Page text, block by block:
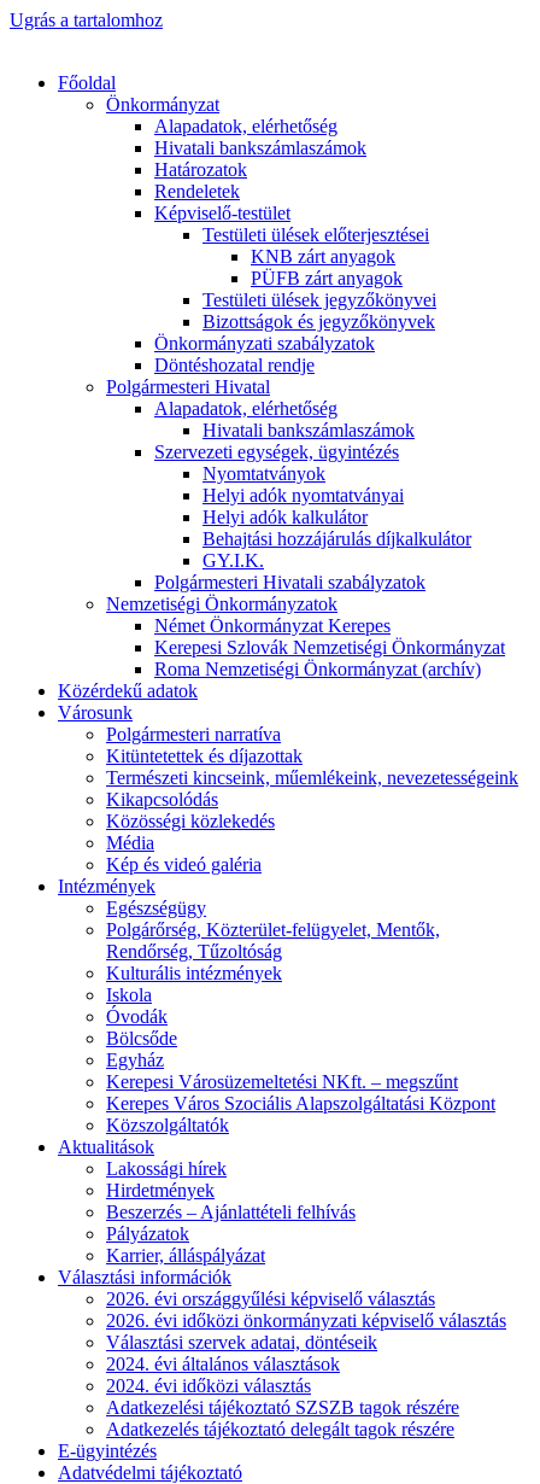
Ugrás a tartalomhoz
Főoldal
Önkormányzat
Alapadatok, elérhetőség
Hivatali bankszámlaszámok
Határozatok
Rendeletek
Képviselő-testület
Testületi ülések előterjesztései
KNB zárt anyagok
PÜFB zárt anyagok
Testületi ülések jegyzőkönyvei
Bizottságok és jegyzőkönyvek
Önkormányzati szabályzatok
Döntéshozatal rendje
Polgármesteri Hivatal
Alapadatok, elérhetőség
Hivatali bankszámlaszámok
Szervezeti egységek, ügyintézés
Nyomtatványok
Helyi adók nyomtatványai
Helyi adók kalkulátor
Behajtási hozzájárulás díjkalkulátor
GY.I.K.
Polgármesteri Hivatali szabályzatok
Nemzetiségi Önkormányzatok
Német Önkormányzat Kerepes
Kerepesi Szlovák Nemzetiségi Önkormányzat
Roma Nemzetiségi Önkormányzat (archív)
Közérdekű adatok
Városunk
Polgármesteri narratíva
Kitüntetettek és díjazottak
Természeti kincseink, műemlékeink, nevezetességeink
Kikapcsolódás
Közösségi közlekedés
Média
Kép és videó galéria
Intézmények
Egészségügy
Polgárőrség, Közterület-felügyelet, Mentők,
Rendőrség, Tűzoltóság
Kulturális intézmények
Iskola
Óvodák
Bölcsőde
Egyház
Kerepesi Városüzemeltetési NKft. – megszűnt
Kerepes Város Szociális Alapszolgáltatási Központ
Közszolgáltatók
Aktualitások
Lakossági hírek
Hirdetmények
Beszerzés – Ajánlattételi felhívás
Pályázatok
Karrier, álláspályázat
Választási információk
2026. évi országgyűlési képviselő választás
2026. évi időközi önkormányzati képviselő választás
Választási szervek adatai, döntéseik
2024. évi általános választások
2024. évi időközi választás
Adatkezelési tájékoztató SZSZB tagok részére
Adatkezelés tájékoztató delegált tagok részére
E-ügyintézés
Adatvédelmi tájékoztató